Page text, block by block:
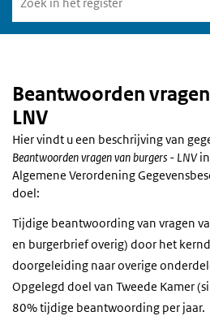
in
het
Beantwoorden
LNV
Hier vindt u een beschrijving van
Beantwoorden vragen van burgers - LNVin
Algemene Verordening
doel:
Tijdige beantwoording van vragen
en burgerbrief overig) door het
doorgeleiding naar overige
Opgelegd doel van Tweede Kamer
80% tijdige beantwoording per jaar.